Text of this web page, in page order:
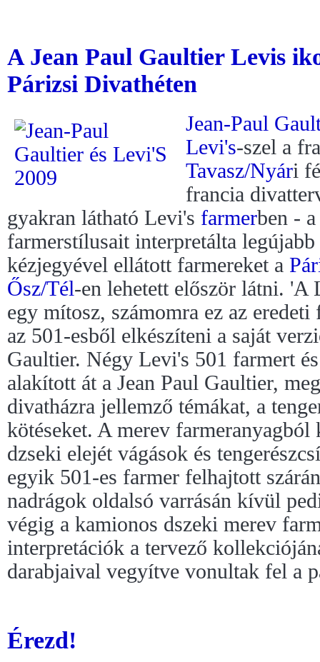
A Jean Paul Gaultier Levis
Párizsi Divathéten
Jean-Paul
Levi's-szel a
Tavasz/Nyári
francia
gyakran látható Levi's farmerben -
farmerstílusait interpretálta
kézjegyével ellátott farmereket a
Ősz/Tél-en lehetett először látni. 'A
egy mítosz, számomra ez az
az 501-esből elkészíteni a saját
Gaultier. Négy Levi's 501 farmert
alakított át a Jean Paul Gaultier,
divatházra jellemző témákat, a
kötéseket. A merev
dzseki elejét vágások és
egyik 501-es farmer felhajtott
nadrágok oldalsó varrásán kívül
végig a kamionos dszeki merev
interpretációk a tervező
darabjaival vegyítve vonultak fel a
Érezd!